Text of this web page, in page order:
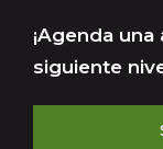
¡Agenda
siguiente